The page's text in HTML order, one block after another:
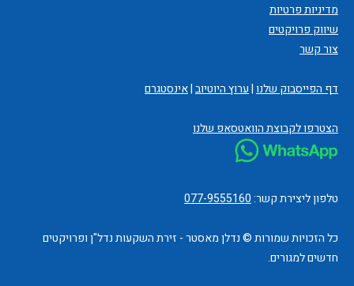
מדיניות פרטיות
שיווק פרויקטים
צור קשר
דף הפייסבוק שלנו|ערוץ היוטיוב|אינסטגרם
הצטרפו לקבוצת הוואטסאפ שלנו
טלפון ליצירת קשר:077-9555160
כל הזכויות שמורות © נדלן מאסטר - זירת השקעות נדל"ן ופרויקטים
חדשים למגורים.